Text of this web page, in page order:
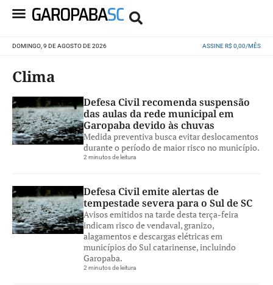
DOMINGO, 9 DE AGOSTO DE 2026 ASSINE R$ 0,00/MÊS
Clima
Defesa Civil recomenda suspensão
das aulas da rede municipal em
Garopaba devido às chuvas
Medida preventiva busca evitar deslocamentos
durante o período de maior risco no município.
2 minutos de leitura
Defesa Civil emite alertas de
tempestade severa para o Sul de SC
Avisos emitidos na tarde desta terça-feira
indicam risco de vendaval, granizo,
alagamentos e descargas elétricas em
municípios do Sul catarinense, incluindo
Garopaba.
2 minutos de leitura